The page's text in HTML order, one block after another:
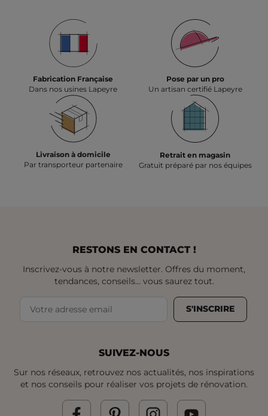
Fabrication Française
Dans nos usines Lapeyre
Pose par un pro
Un artisan certifié Lapeyre
Livraison à domicile
Par transporteur partenaire
Retrait en magasin
Gratuit préparé par nos équipes
RESTONS EN CONTACT !
Inscrivez-vous à notre newsletter. Offres du moment,
tendances, conseils... vous saurez tout.
S'INSCRIRE
SUIVEZ-NOUS
Sur nos réseaux, retrouvez nos actualités, nos inspirations
et nos conseils pour réaliser vos projets de rénovation.